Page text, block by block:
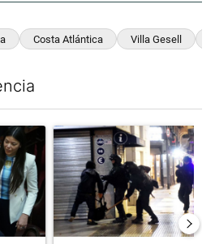
Costa Atlántica Villa Gesell
con el título "Encuesta, mientras el
Un artículo de tendencia con